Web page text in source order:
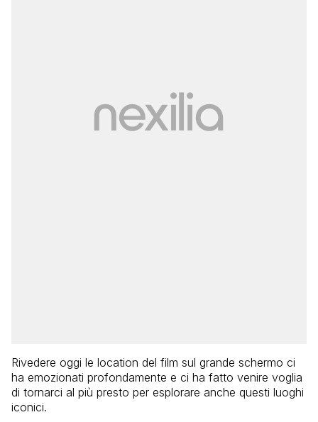
Rivedere oggi le location del film sul grande schermo ci
ha emozionati profondamente e ci ha fatto venire voglia
di tornarci al più presto per esplorare anche questi luoghi
iconici.